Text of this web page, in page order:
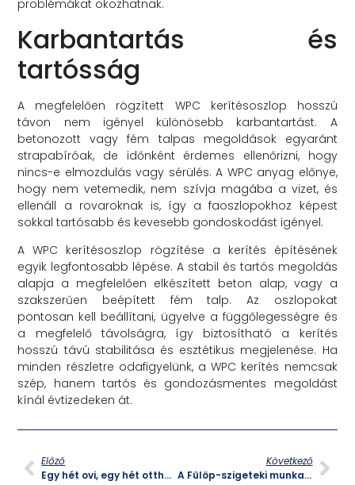
problémákat okozhatnak.
Karbantartás és
tartósság
A megfelelően rögzített WPC kerítésoszlop hosszú
távon nem igényel különösebb karbantartást. A
betonozott vagy fém talpas megoldások egyaránt
strapabíróak, de időnként érdemes ellenőrizni, hogy
nincs-e elmozdulás vagy sérülés. A WPC anyag előnye,
hogy nem vetemedik, nem szívja magába a vizet, és
ellenáll a rovaroknak is, így a faoszlopokhoz képest
sokkal tartósabb és kevesebb gondoskodást igényel.
A WPC kerítésoszlop rögzítése a kerítés építésének
egyik legfontosabb lépése. A stabil és tartós megoldás
alapja a megfelelően elkészített beton alap, vagy a
szakszerűen beépített fém talp. Az oszlopokat
pontosan kell beállítani, ügyelve a függőlegességre és
a megfelelő távolságra, így biztosítható a kerítés
hosszú távú stabilitása és esztétikus megjelenése. Ha
minden részletre odafigyelünk, a WPC kerítés nemcsak
szép, hanem tartós és gondozásmentes megoldást
kínál évtizedeken át.
Előző
Egy hét ovi, egy hét otthon: így támogathatod gyermeked egészségét az őszi-téli időszakban!
Következő
A Fülöp-szigeteki munkaerő mint megoldás a magyarországi munkaerőhiányra